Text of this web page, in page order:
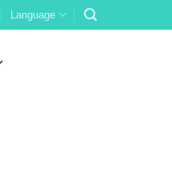
Language